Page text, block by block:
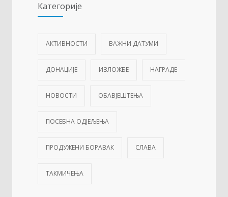
Категорије
АКТИВНОСТИ ВАЖНИ ДАТУМИ
ДОНАЦИЈЕ ИЗЛОЖБЕ НАГРАДЕ
НОВОСТИ ОБАВЈЕШТЕЊА
ПОСЕБНА ОДЈЕЉЕЊА
ПРОДУЖЕНИ БОРАВАК СЛАВА
ТАКМИЧЕЊА